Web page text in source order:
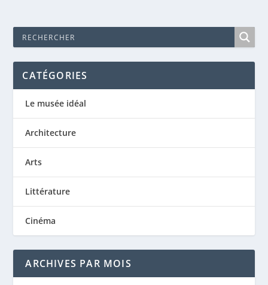
CATÉGORIES
Le musée idéal
Architecture
Arts
Littérature
Cinéma
ARCHIVES PAR MOIS